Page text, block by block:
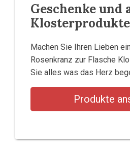
Geschenke und
Klosterprodukte
Machen Sie Ihren Lieben
Rosenkranz zur Flasche
Sie alles was das Herz
Produkte